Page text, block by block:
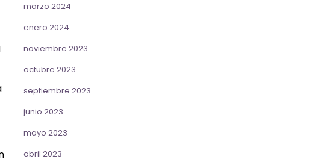
marzo 2024
enero 2024
noviembre 2023
octubre 2023
septiembre 2023
junio 2023
mayo 2023
abril 2023